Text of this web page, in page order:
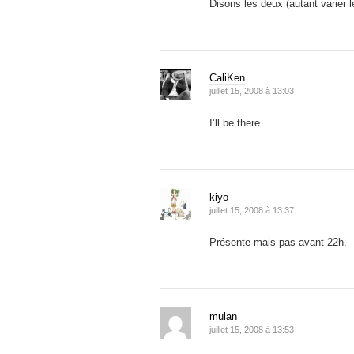
Disons les deux (autant varier
CaliKen
juillet 15, 2008 à 13:03
I’ll be there
kiyo
juillet 15, 2008 à 13:37
Présente mais pas avant 22h.
mulan
juillet 15, 2008 à 13:53